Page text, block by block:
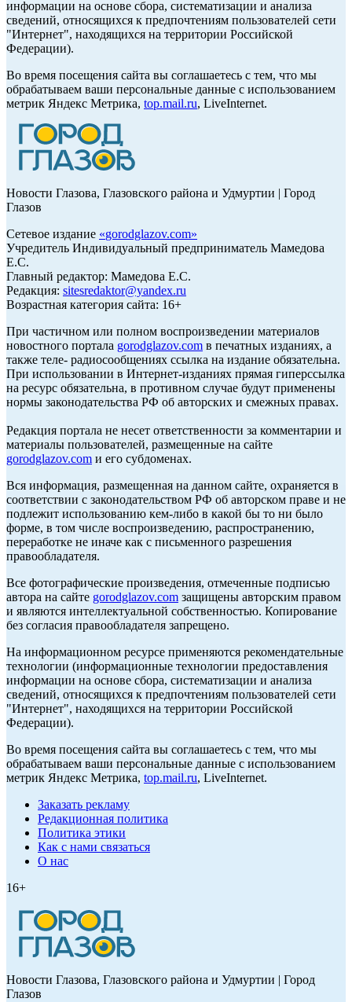
информации на основе сбора, систематизации и анализа
сведений, относящихся к предпочтениям пользователей сети
"Интернет", находящихся на территории Российской
Федерации).
Во время посещения сайта вы соглашаетесь с тем, что мы
обрабатываем ваши персональные данные с использованием
метрик Яндекс Метрика, top.mail.ru, LiveInternet.
Новости Глазова, Глазовского района и Удмуртии | Город
Глазов
Сетевое издание «gorodglazov.com»
Учредитель Индивидуальный предприниматель Мамедова
Е.С.
Главный редактор: Мамедова Е.С.
Редакция: sitesredaktor@yandex.ru
Возрастная категория сайта: 16+
При частичном или полном воспроизведении материалов
новостного портала gorodglazov.com в печатных изданиях, а
также теле- радиосообщениях ссылка на издание обязательна.
При использовании в Интернет-изданиях прямая гиперссылка
на ресурс обязательна, в противном случае будут применены
нормы законодательства РФ об авторских и смежных правах.
Редакция портала не несет ответственности за комментарии и
материалы пользователей, размещенные на сайте
gorodglazov.com и его субдоменах.
Вся информация, размещенная на данном сайте, охраняется в
соответствии с законодательством РФ об авторском праве и не
подлежит использованию кем-либо в какой бы то ни было
форме, в том числе воспроизведению, распространению,
переработке не иначе как с письменного разрешения
правообладателя.
Все фотографические произведения, отмеченные подписью
автора на сайте gorodglazov.com защищены авторским правом
и являются интеллектуальной собственностью. Копирование
без согласия правообладателя запрещено.
На информационном ресурсе применяются рекомендательные
технологии (информационные технологии предоставления
информации на основе сбора, систематизации и анализа
сведений, относящихся к предпочтениям пользователей сети
"Интернет", находящихся на территории Российской
Федерации).
Во время посещения сайта вы соглашаетесь с тем, что мы
обрабатываем ваши персональные данные с использованием
метрик Яндекс Метрика, top.mail.ru, LiveInternet.
Заказать рекламу
Редакционная политика
Политика этики
Как с нами связаться
О нас
16+
Новости Глазова, Глазовского района и Удмуртии | Город
Глазов